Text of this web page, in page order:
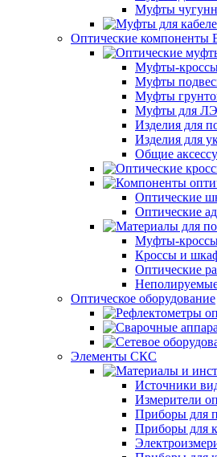
Муфты
Оптические
Муфты-
Муфты
Муфты
Муфты для
Изделия для
Изделия для
Общие
Оптические
Оптические
Муфты-
Кроссы и
Оптические
Оптическое оборудование
Элементы СКС
Источники
Измерители
Приборы для
Приборы для